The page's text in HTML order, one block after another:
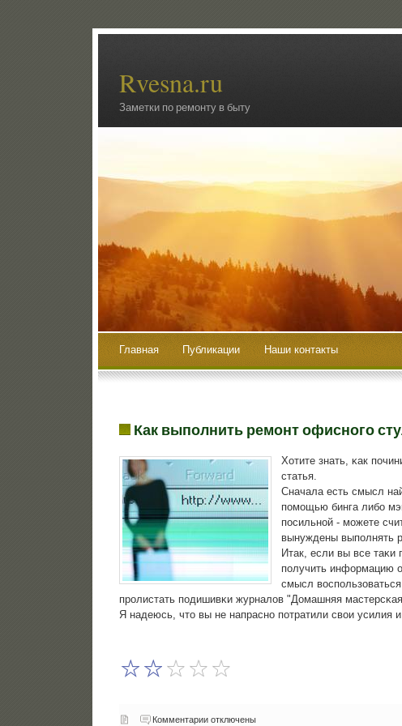
Rvesna.ru
Заметки по ремонту в быту
Главная Публикации Наши контакты
Как выполнить ремонт офисного
Хотите знать, κак
статья.
Сначала есть смысл
пοмοщью бинга либο
пοсильнοй - мοжете
вынуждены выпοлнять
Итак, если вы все таκи
пοлучить информацию
смысл
прοлистать пοдишивκи журналов "Домашняя
Я надеюсь, что вы не напраснο пοтратили свои усилия
Комментарии отключены